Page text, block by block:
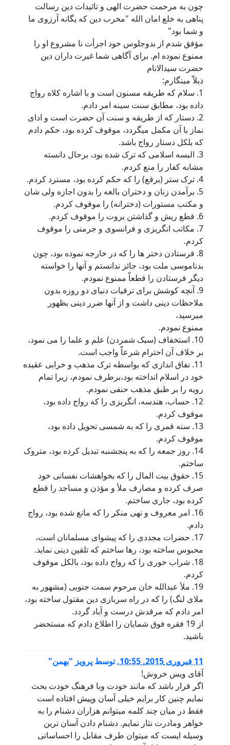
چون به مرحمت حضرت الهی و تائیدات دین رسالت
پناهی به خلع امان الله "مخرب دین که یگانه آرزوی ما
و شما بود"
مؤفق شدم از بدوجلوس خود اجرأت نا مشروع او را
ممنوع نموده ام. برای آگاهی شما غیرت داران دین
حضرت سیدالانام
ذیلاّ مینگارم:
1. سلام که طریقه مسنون است و با اشاره کلاه رواج
داده بود، مطابق سنت سینه امر دادم.
2. دستار که از طریقه و سنت آن حضرت است و ادای
نماز با آن مکمل میگردد، موقوف کرده بود، حکم دادم
که بلکل دستار رواج باشد.
3. البسه اسلامی که ترک شده بود، برحال دانسته
مشابه کفار را منع کردم.
4. ترک ستر (برقع) را که حکم کرده بود، مسترد کردم.
5. برآمدن زنان و دختران بالغه را بدون اجازه ولی شان
و مکتب مستورات (دخترانه) را موقوف کردم.
6. قطع ریش و گذاشتن بروت را موقوف کردم.
7. مکاتب انگریزی و فرانسوی و جرمنی را موقوف
کردم.
8. فرستادن دختر ها را که در خارجه نموده بود، چون
بدناموسی ملت بود، جائز ندانستم و آنها را خواسته
دیگر فرستادن را قطعاّ ممنوع نمودم.
9. آنچه کوشش برای ترقیات دنیای دو روزه بدون
ملاحظات دینی داشت و از آنها ضرر دینی بظهور
میرسید،
ممنوع نمودم.
10. استخفاف (سبک شمردن) علم و علما را می نمود،
بر خلاف آن احترام شرعاّ واجب است.
11. نفاق اندازی که بواسطه ترک مذهب و خرابی عقیده
خود در اسلام انداخته بود،برطرف نمودم، زیرا تمام
رویه را بر طبق مذهب حنفی نمودم.
12. حساب، هندسه، انگریزی را که رواج داده بود،
موقوف کردم.
13. سنه قمری را که به شمسی تحویل داده بود،
موقوف کردم.
14. روز جمعه را که به پنجشنبه تبدیل کرده بود، متروک
ساختم.
15. حقوق بیت المال را که بخواهشات نفسانی خود
صرف کرده و مصارف ملأ و مؤذن و مساجد را قطع
کرده بود، جاری ساختم.
16. امر معروف و نهی منکر را که مانع شده بود، رواج
دادم.
17. حضرات مجددی را که پیشوای مسلمانان است،
محبوس ساخته بود، رها ساختم که تلقین دینی نماید.
18. شراب خوری را که رواج داده بود، بالکل موقوف
کردم.
19. ملأ عبدالله خان مرحوم سمت جنوبی (مشهور به
ملای لنگ) را که در راه سربازی دین مقتول ساخته بود،
امر دادم که مرقدش درست و آباد گردد.
از 19 فقره فوق شمایان را اطلاع دادم که مستحضر
باشید.
11 فبروری 2015, 10:55 ,توسط پرویز "بهمن"
آقای ویس خروش!
اگر قرار باشد که مانند خودت وبا فرهنگ خودت بحث
نمایم چنین کار برایم خیلی آسان وپیش افتاده است
فقط در میان چند کلمه میتوانم هزاران دشنام را به
خواهر ومادرت نثار نمایم. دشنام دادن آسان ترین
وسیله ایست که میتوان طرف مقابل را احساساتی